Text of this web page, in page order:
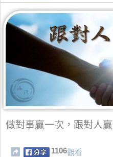
做對事贏一次，跟對人
1106觀看